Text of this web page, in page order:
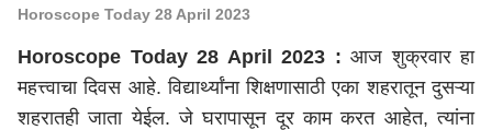
Horoscope Today 28 April 2023
Horoscope Today 28 April 2023 : आज शुक्रवार हा
महत्त्वाचा दिवस आहे. विद्यार्थ्यांना शिक्षणासाठी एका शहरातून दुसऱ्या
शहरातही जाता येईल. जे घरापासून दूर काम करत आहेत, त्यांना